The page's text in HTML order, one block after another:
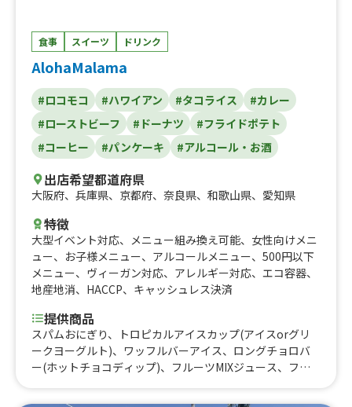
食事 スイーツ ドリンク
AlohaMalama
#ロコモコ #ハワイアン #タコライス
#カレー
#ローストビーフ
#ドーナツ
#フライドポテト
#コーヒー
#パンケーキ #アルコール・お酒
出店希望都道府県
大阪府、 兵庫県、 京都府、 奈良県、 和歌山県、 愛知県
特徴
大型イベント対応、 メニュー組み換え可能、 女性向けメニ
ュー、 お子様メニュー、 アルコールメニュー、 500円以下
メニュー、 ヴィーガン対応、 アレルギー対応、 エコ容器、
地産地消、 HACCP、 キャッシュレス決済
提供商品
スパムおにぎり、トロピカルアイスカップ(アイスorグリ
ークヨーグルト)、ワッフルバーアイス、ロングチョロバ
ー(ホットチョコディップ)、フルーツMIXジュース、フル